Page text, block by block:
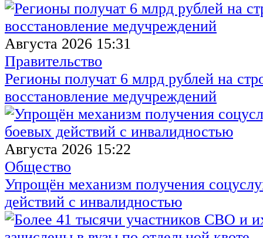
Августа 2026 15:31
Правительство
Регионы получат 6 млрд рублей на
восстановление медучреждений
Августа 2026 15:22
Общество
Упрощён механизм получения
действий с инвалидностью